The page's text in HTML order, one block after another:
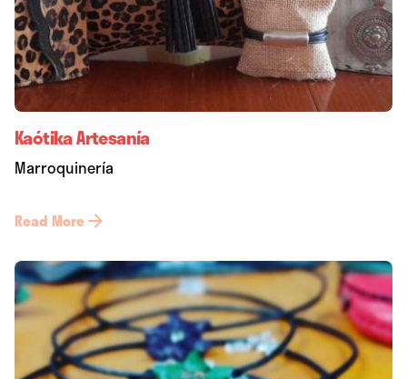
Kaótika Artesanía
Marroquinería
Read More